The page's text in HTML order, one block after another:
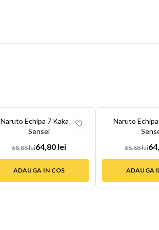
Naruto Echipa 7 Kakashi
Sensei
68,88 lei64,80 lei
ADAUGA IN COS
Naruto
68,88 lei
ADAUGA